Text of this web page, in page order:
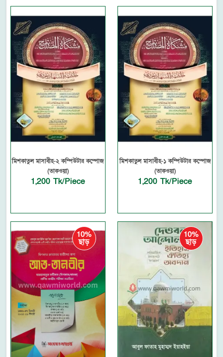
মিশকাতুল মাসাবীহ-২ কম্পিউটার কম্পোজ
(তাকওয়া)
1,200 Tk/Piece
মিশকাতুল মাসাবীহ-১ কম্পিউটার কম্পোজ
(তাকওয়া)
1,200 Tk/Piece
10%
ছাড়
10%
ছাড়